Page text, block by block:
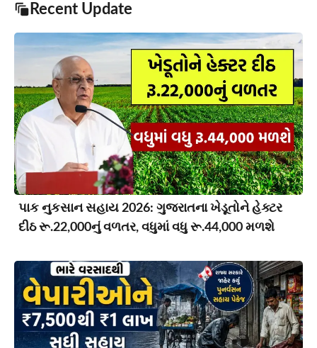
Recent Update
પાક નુકસાન સહાય 2026: ગુજરાતના ખેડૂતોને હેક્ટર
દીઠ રૂ.22,000નું વળતર, વધુમાં વધુ રૂ.44,000 મળશે